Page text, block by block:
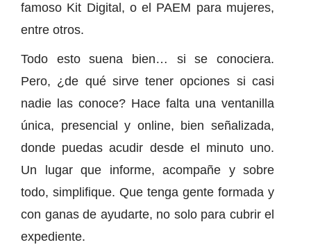
famoso Kit Digital, o el PAEM para mujeres,
entre otros.
Todo esto suena bien… si se conociera.
Pero, ¿de qué sirve tener opciones si casi
nadie las conoce? Hace falta una ventanilla
única, presencial y online, bien señalizada,
donde puedas acudir desde el minuto uno.
Un lugar que informe, acompañe y sobre
todo, simplifique. Que tenga gente formada y
con ganas de ayudarte, no solo para cubrir el
expediente.